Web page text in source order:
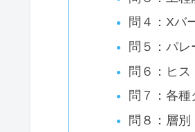
問４：Xバ
問５：パレ
問６：ヒス
問７：各種
問８：層別